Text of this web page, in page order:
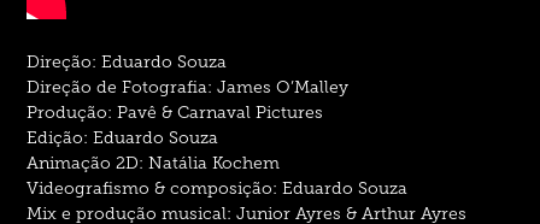
Direção: Eduardo Souza
Direção de Fotografia: James O’Malley
Produção: Pavê & Carnaval Pictures
Edição: Eduardo Souza
Animação 2D: Natália Kochem
Videografismo & composição: Eduardo Souza
Mix e produção musical: Junior Ayres & Arthur Ayres